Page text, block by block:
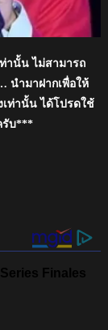
านั้น ไม่สามารถ
นำมาฝากเพื่อให้
ท่านั้น ได้โปรดใช้
รับ***